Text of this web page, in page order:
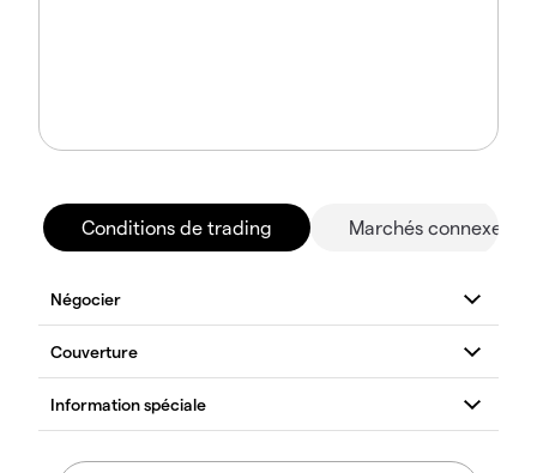
Conditions de trading Marchés connexes